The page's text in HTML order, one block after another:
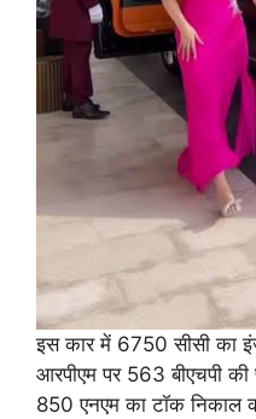
इस कार में 6750 सीसी का
आरपीएम पर 563 बीएचपी
850 एनएम का टॉक निकाल